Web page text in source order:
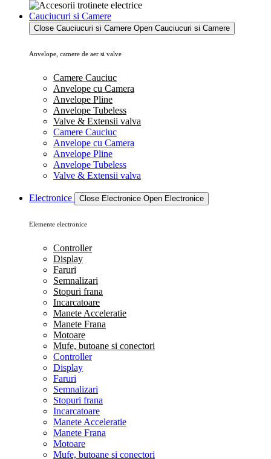
Cauciucuri si Camere
Close Cauciucuri si Camere Open Cauciucuri si Camere
Anvelope, camere de aer si valve
Camere Cauciuc
Anvelope cu Camera
Anvelope Pline
Anvelope Tubeless
Valve & Extensii valva
Camere Cauciuc
Anvelope cu Camera
Anvelope Pline
Anvelope Tubeless
Valve & Extensii valva
Electronice Close Electronice Open Electronice
Elemente electronice
Controller
Display
Faruri
Semnalizari
Stopuri frana
Incarcatoare
Manete Acceleratie
Manete Frana
Motoare
Mufe, butoane si conectori
Controller
Display
Faruri
Semnalizari
Stopuri frana
Incarcatoare
Manete Acceleratie
Manete Frana
Motoare
Mufe, butoane si conectori